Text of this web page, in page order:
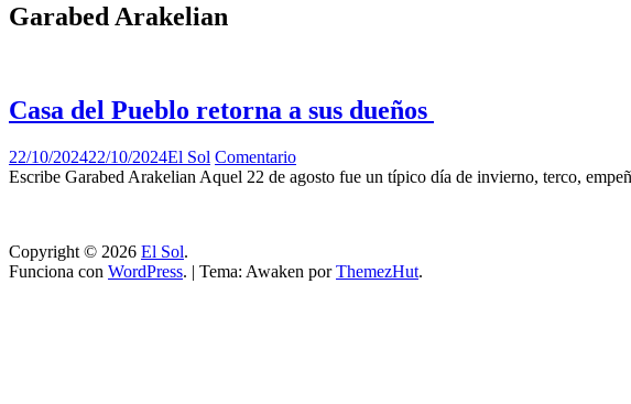
Garabed Arakelian
Casa del Pueblo retorna a sus dueños
22/10/202422/10/2024El Sol Comentario
Escribe Garabed Arakelian Aquel 22 de agosto fue un típico día de invierno, terco,
Copyright © 2026 El Sol.
Funciona con WordPress. | Tema: Awaken porThemezHut.